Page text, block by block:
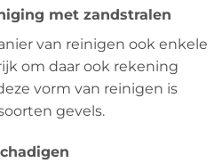
met zandstralen
van reinigen ook enkele
om daar ook rekening
vorm van reinigen is
gevels.